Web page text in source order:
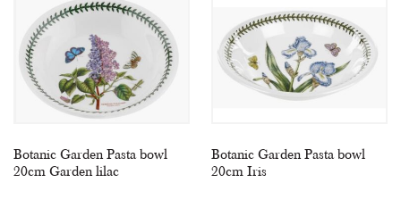
Botanic Garden Pasta bowl
20cm Garden lilac
Botanic Garden Pasta bowl
20cm Iris